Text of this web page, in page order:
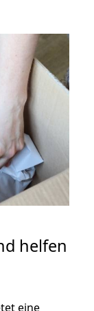
helfen
eine